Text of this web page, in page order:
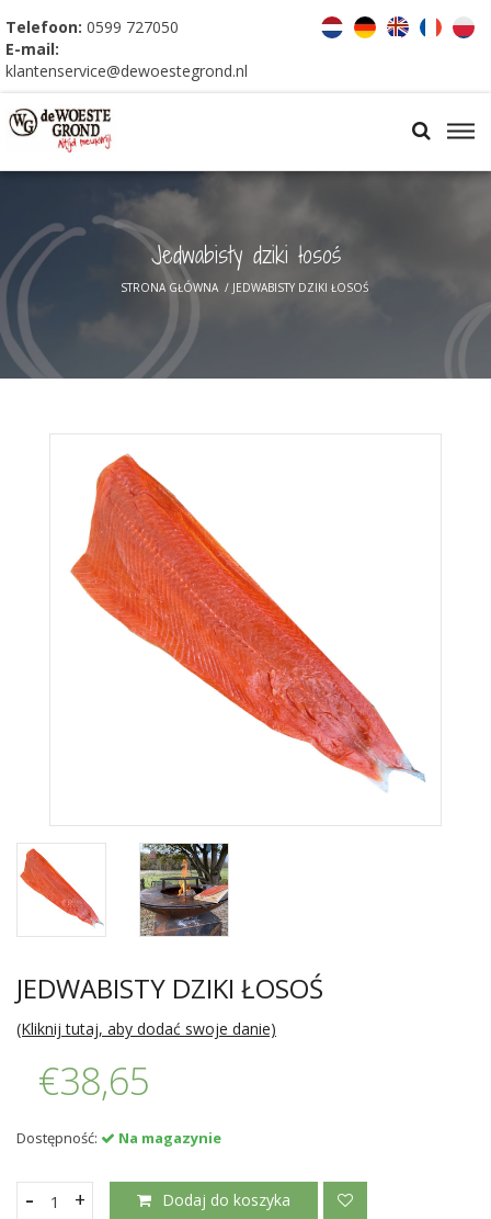
Telefoon: 0599 727050
E-mail:
klantenservice@dewoestegrond.nl
Jedwabisty dziki łosoś
STRONA GŁÓWNA / JEDWABISTY DZIKI ŁOSOŚ
JEDWABISTY DZIKI ŁOSOŚ
(Kliknij tutaj, aby dodać swoje danie)
€38,65
Dostępność: Na magazynie
+
- Dodaj do koszyka